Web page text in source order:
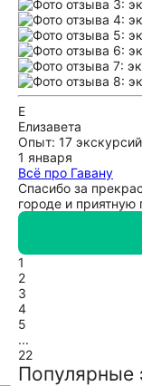
Е
Елизавета
Опыт: 17 экскурсий
1 января
Всё про Гавану
Спасибо за
городе и приятную
1
2
3
4
5
...
22
Популярные